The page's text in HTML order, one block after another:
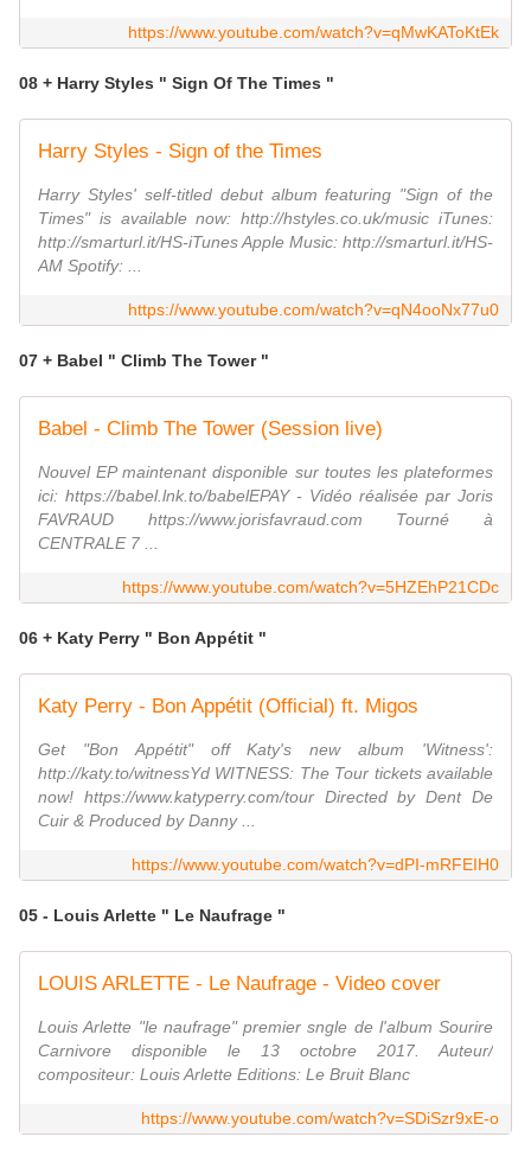
https://www.youtube.com/watch?v=qMwKAToKtEk
08 + Harry Styles " Sign Of The Times "
Harry Styles - Sign of the Times
Harry Styles' self-titled debut album featuring "Sign of the
Times" is available now: http://hstyles.co.uk/music iTunes:
http://smarturl.it/HS-iTunes Apple Music: http://smarturl.it/HS-
AM Spotify: ...
https://www.youtube.com/watch?v=qN4ooNx77u0
07 + Babel " Climb The Tower "
Babel - Climb The Tower (Session live)
Nouvel EP maintenant disponible sur toutes les plateformes
ici: https://babel.lnk.to/babelEPAY - Vidéo réalisée par Joris
FAVRAUD https://www.jorisfavraud.com Tourné à
CENTRALE 7 ...
https://www.youtube.com/watch?v=5HZEhP21CDc
06 + Katy Perry " Bon Appétit "
Katy Perry - Bon Appétit (Official) ft. Migos
Get "Bon Appétit" off Katy's new album 'Witness':
http://katy.to/witnessYd WITNESS: The Tour tickets available
now! https://www.katyperry.com/tour Directed by Dent De
Cuir & Produced by Danny ...
https://www.youtube.com/watch?v=dPI-mRFEIH0
05 - Louis Arlette " Le Naufrage "
LOUIS ARLETTE - Le Naufrage - Video cover
Louis Arlette "le naufrage" premier sngle de l'album Sourire
Carnivore disponible le 13 octobre 2017. Auteur/
compositeur: Louis Arlette Editions: Le Bruit Blanc
https://www.youtube.com/watch?v=SDiSzr9xE-o